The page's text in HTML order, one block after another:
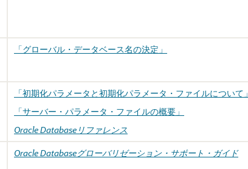
「グローバル・データベース名の決定」
「初期化パラメータと初期化パラメータ・ファイルについて」
「サーバー・パラメータ・ファイルの概要」
Oracle Databaseリファレンス
Oracle Databaseグローバリゼーション・サポート・ガイド